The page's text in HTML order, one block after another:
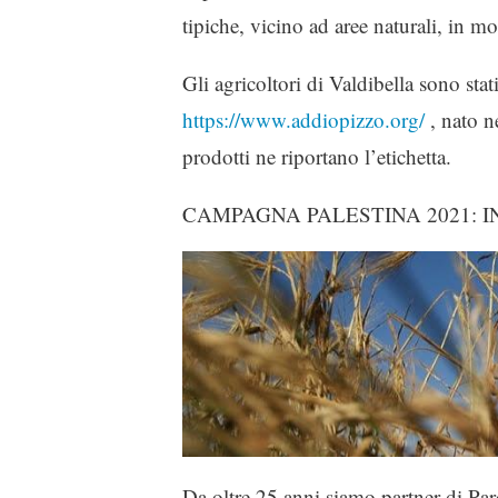
tipiche, vicino ad aree naturali, in
Gli agricoltori di Valdibella sono
https://www.addiopizzo.org/, nato
prodotti ne riportano l’etichetta.
CAMPAGNA PALESTINA 2021: